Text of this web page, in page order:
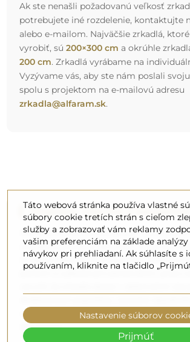
Ak ste nenašli požadovanú veľkosť
potrebujete iné rozdelenie, kontaktujte
alebo e-mailom. Najväčšie zrkadlá,
vyrobiť, sú 200×300 cm a okrúhle
200 cm. Zrkadlá vyrábame na
Vyzývame vás, aby ste nám poslali
spolu s projektom na e-mailovú adresu
zrkadla@alfaram.sk.
Doprava zdarma a
Nemusíte sa starať o prepravu – postaráme
zrkadlo, ktoré ste si objednali, k vám
to úplne zdarma. Disponujeme vlastným
parkom a vyškoleným personálom, preto
veľkých rozmerov, môžete sa spoľahnúť na
doručenie.
Táto webová stránka používa vlastné
súbory cookie tretích strán s cieľom
služby a zobrazovať vám reklamy
vašim preferenciám na základe analýzy
návykov pri prehliadaní. Ak súhlasíte s
používaním, kliknite na tlačidlo
Nastavenie súborov
Prijmúť